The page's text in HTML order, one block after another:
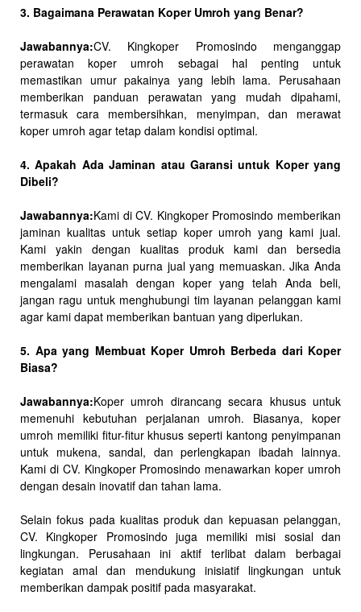
3. Bagaimana Perawatan Koper Umroh yang Benar?
Jawabannya:CV. Kingkoper Promosindo menganggap
perawatan koper umroh sebagai hal penting untuk
memastikan umur pakainya yang lebih lama. Perusahaan
memberikan panduan perawatan yang mudah dipahami,
termasuk cara membersihkan, menyimpan, dan merawat
koper umroh agar tetap dalam kondisi optimal.
4. Apakah Ada Jaminan atau Garansi untuk Koper yang
Dibeli?
Jawabannya:Kami di CV. Kingkoper Promosindo memberikan
jaminan kualitas untuk setiap koper umroh yang kami jual.
Kami yakin dengan kualitas produk kami dan bersedia
memberikan layanan purna jual yang memuaskan. Jika Anda
mengalami masalah dengan koper yang telah Anda beli,
jangan ragu untuk menghubungi tim layanan pelanggan kami
agar kami dapat memberikan bantuan yang diperlukan.
5. Apa yang Membuat Koper Umroh Berbeda dari Koper
Biasa?
Jawabannya:Koper umroh dirancang secara khusus untuk
memenuhi kebutuhan perjalanan umroh. Biasanya, koper
umroh memiliki fitur-fitur khusus seperti kantong penyimpanan
untuk mukena, sandal, dan perlengkapan ibadah lainnya.
Kami di CV. Kingkoper Promosindo menawarkan koper umroh
dengan desain inovatif dan tahan lama.
Selain fokus pada kualitas produk dan kepuasan pelanggan,
CV. Kingkoper Promosindo juga memiliki misi sosial dan
lingkungan. Perusahaan ini aktif terlibat dalam berbagai
kegiatan amal dan mendukung inisiatif lingkungan untuk
memberikan dampak positif pada masyarakat.